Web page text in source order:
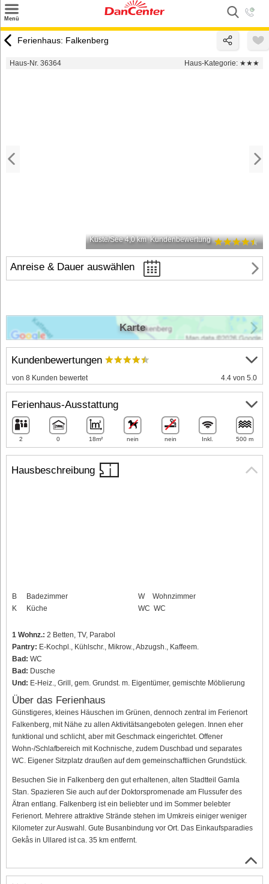
Menü
Urlaubsziele
Ferienhaus: Falkenberg
Haus-Nr. 36364 Haus-Kategorie: ★★★
Küste/See 4,0 km Kundenbewertung
Anreise & Dauer auswählen
Hausbeschreibung
B
Badezimmer
K
Küche
W
Wohnzimmer
WC WC
1 Wohnz.: 2 Betten, TV, Parabol
Pantry: E-Kochpl., Kühlschr., Mikrow., Abzugsh., Kaffeem.
Bad: WC
Bad: Dusche
Und: E-Heiz., Grill, gem. Grundst. m. Eigentümer, gemischte Möblierung
Über das Ferienhaus
Günstigeres, kleines Häuschen im Grünen, dennoch zentral im Ferienort
Falkenberg, mit Nähe zu allen Aktivitätsangeboten gelegen. Innen eher
funktional und schlicht, aber mit Geschmack eingerichtet. Offener
Wohn-/Schlafbereich mit Kochnische, zudem Duschbad und separates
WC. Eigener Sitzplatz draußen auf dem gemeinschaftlichen Grundstück.
Besuchen Sie in Falkenberg den gut erhaltenen, alten Stadtteil Gamla
Stan. Spazieren Sie auch auf der Doktorspromenade am Flussufer des
Ätran entlang. Falkenberg ist ein beliebter und im Sommer belebter
Ferienort. Mehrere attraktive Strände stehen im Umkreis einiger weniger
Kilometer zur Auswahl. Gute Busanbindung vor Ort. Das Einkaufsparadies
Gekås in Ullared ist ca. 35 km entfernt.
Kundenbewertungen
von 8 Kunden bewertet 4.4 von 5.0
Ferienhaus-Ausstattung
2 0 18m² nein nein Inkl. 500 m
Karte